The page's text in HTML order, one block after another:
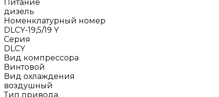
Питание
дизель
Номенклатурный номер
DLCY-19,5/19 Y
Серия
DLCY
Вид компрессора
Винтовой
Вид охлаждения
воздушный
Тип привода